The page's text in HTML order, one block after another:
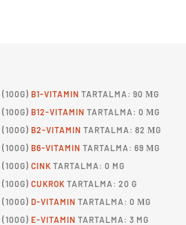
(100G) B1-VITAMIN TARTALMA: 90 ΜG
(100G) B12-VITAMIN TARTALMA: 0 ΜG
(100G) B2-VITAMIN TARTALMA: 82 ΜG
(100G) B6-VITAMIN TARTALMA: 69 ΜG
(100G) CINK TARTALMA: 0 MG
(100G) CUKROK TARTALMA: 20 G
(100G) D-VITAMIN TARTALMA: 0 ΜG
(100G) E-VITAMIN TARTALMA: 3 MG